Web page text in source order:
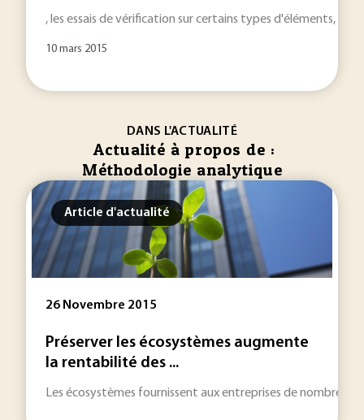
, les essais de vérification sur certains types d'éléments,
10 mars 2015
DANS L'ACTUALITÉ
Actualité à propos de :
Méthodologie analytique
Article d'actualité
26 Novembre 2015
Préserver les écosystèmes augmente
la rentabilité des ...
Les écosystèmes fournissent aux entreprises de nombreux